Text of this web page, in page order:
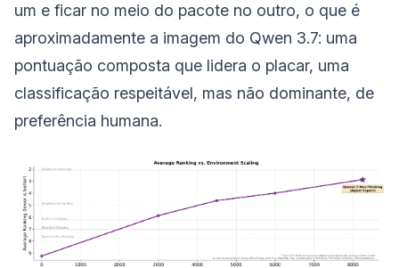
um e ficar no meio do pacote no outro, o que é
aproximadamente a imagem do Qwen 3.7: uma
pontuação composta que lidera o placar, uma
classificação respeitável, mas não dominante, de
preferência humana.